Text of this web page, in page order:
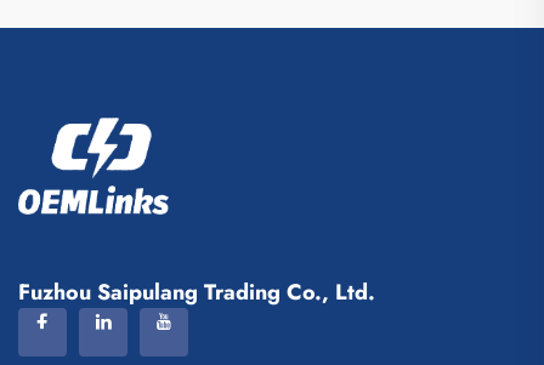
Fuzhou Saipulang Trading Co., Ltd.